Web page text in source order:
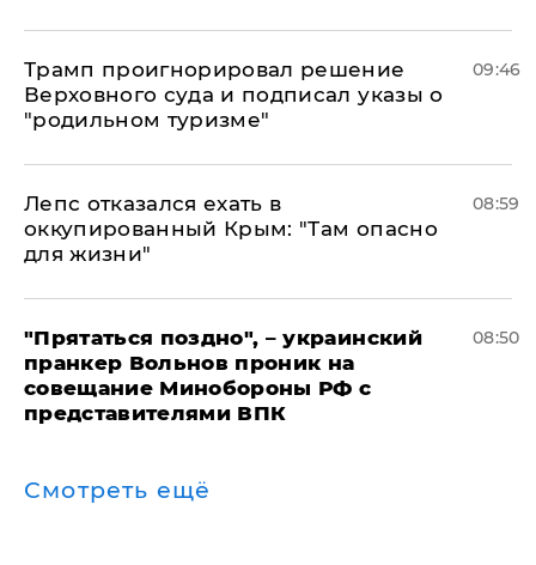
Трамп проигнорировал решение
Верховного суда и подписал указы о
"родильном туризме"
09:46
Лепс отказался ехать в
оккупированный Крым: "Там опасно
для жизни"
08:59
"Прятаться поздно", – украинский
пранкер Вольнов проник на
совещание Минобороны РФ с
представителями ВПК
08:50
Смотреть ещё